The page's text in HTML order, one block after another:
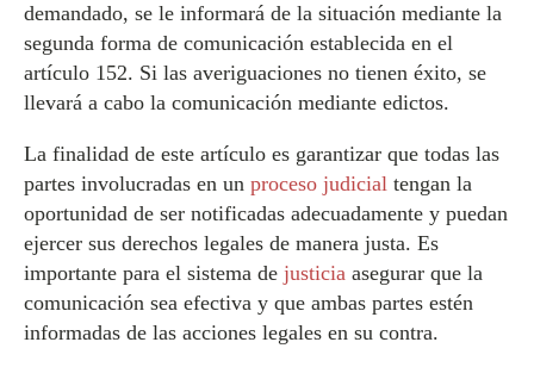
demandado, se le informará de la situación mediante la
segunda forma de comunicación establecida en el
artículo 152. Si las averiguaciones no tienen éxito, se
llevará a cabo la comunicación mediante edictos.
La finalidad de este artículo es garantizar que todas las
partes involucradas en un proceso judicial tengan la
oportunidad de ser notificadas adecuadamente y puedan
ejercer sus derechos legales de manera justa. Es
importante para el sistema de justicia asegurar que la
comunicación sea efectiva y que ambas partes estén
informadas de las acciones legales en su contra.